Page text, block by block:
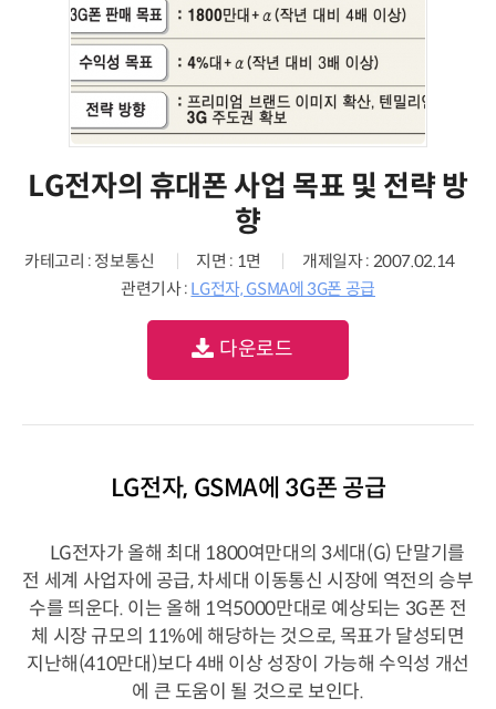
LG전자의 휴대폰 사업 목표 및 전략 방
향
카테고리 : 정보통신 지면 : 1면
개제일자 : 2007.02.14
관련기사 : LG전자, GSMA에 3G폰 공급
다운로드
LG전자, GSMA에 3G폰 공급
LG전자가 올해 최대 1800여만대의 3세대(G) 단말기를
전 세계 사업자에 공급, 차세대 이동통신 시장에 역전의 승부
수를 띄운다. 이는 올해 1억5000만대로 예상되는 3G폰 전
체 시장 규모의 11%에 해당하는 것으로, 목표가 달성되면
지난해(410만대)보다 4배 이상 성장이 가능해 수익성 개선
에 큰 도움이 될 것으로 보인다.